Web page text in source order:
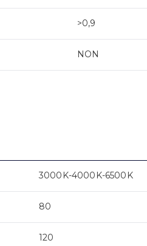
>0,9
NON
3000K-4000K-6500K
80
120